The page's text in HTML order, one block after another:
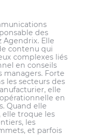
un
congé;
d’un
et comment
des
Elle
contenu qui
complexes liés
en conseils
managers. Forte
les secteurs des
elle
en
Quand elle
troque les
les
et parfois